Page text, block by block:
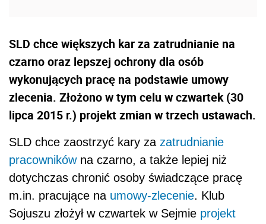
SLD chce większych kar za zatrudnianie na
czarno oraz lepszej ochrony dla osób
wykonujących pracę na podstawie umowy
zlecenia. Złożono w tym celu w czwartek (30
lipca 2015 r.) projekt zmian w trzech ustawach.
SLD chce zaostrzyć kary za zatrudnianie
pracownikówna czarno, a także lepiej niż
dotychczas chronić osoby świadczące pracę
m.in. pracujące na umowy-zlecenie. Klub
Sojuszu złożył w czwartek w Sejmie projekt